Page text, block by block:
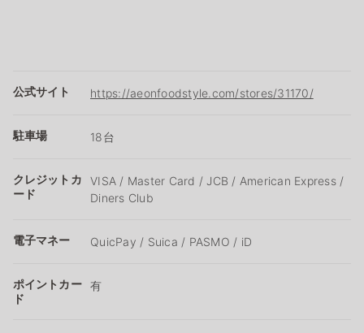
公式サイト https://aeonfoodstyle.com/stores/31170/
駐車場 18台
クレジットカ
ード
VISA / Master Card / JCB / American Express /
Diners Club
電子マネー QuicPay / Suica / PASMO / iD
ポイントカー
ド
有